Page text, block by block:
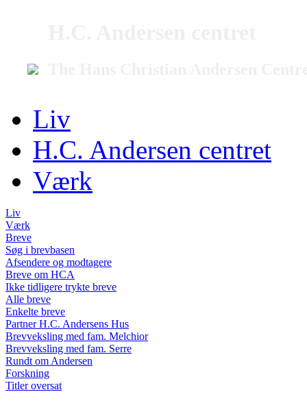
Liv
H.C. Andersen centret
Værk
Liv
Værk
Breve
Søg i brevbasen
Afsendere og modtagere
Breve om HCA
Ikke tidligere trykte breve
Alle breve
Enkelte breve
Partner H.C. Andersens Hus
Brevveksling med fam. Melchior
Brevveksling med fam. Serre
Rundt om Andersen
Forskning
Titler oversat